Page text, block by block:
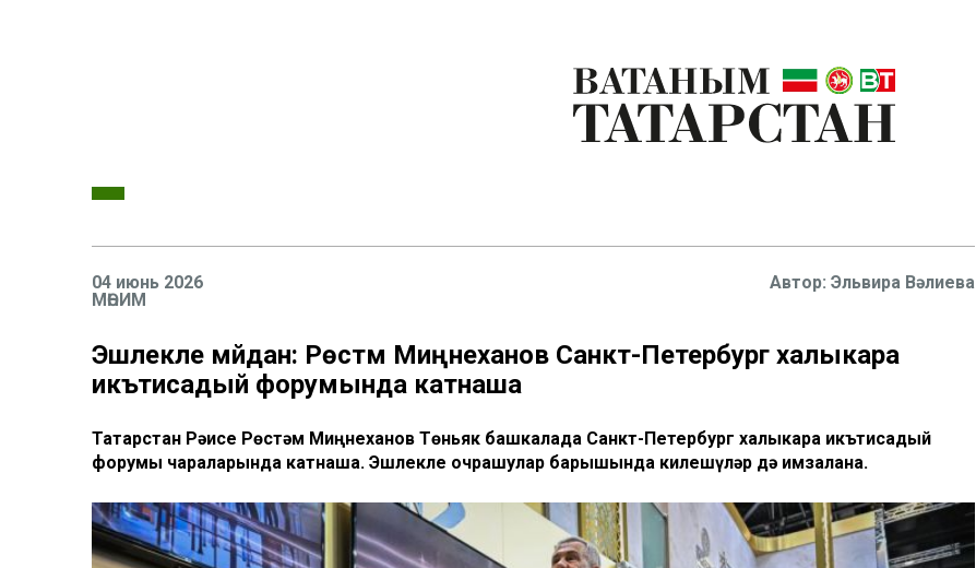
04 июнь 2026
МӨҺИМ
Эльвира Вәлиева
Эшлекле мәйдан: Рөстәм Миңнеханов Санкт-Петербург халыкара
икътисадый форумында катнаша
Татарстан Рәисе Рөстәм Миңнеханов Төньяк башкалада Санкт-Петербург халыкара икътисадый
форумы чараларында катнаша. Эшлекле очрашулар барышында килешүләр дә имзалана.